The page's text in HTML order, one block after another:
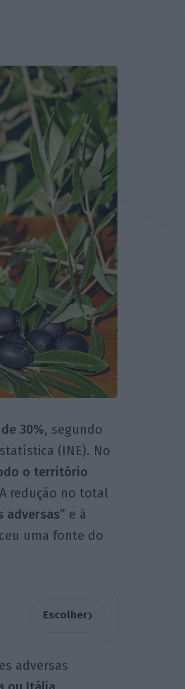
30%, segundo
(INE). No
o território
A redução no total
adversas” e à
uma fonte do
Escolher›
adversas